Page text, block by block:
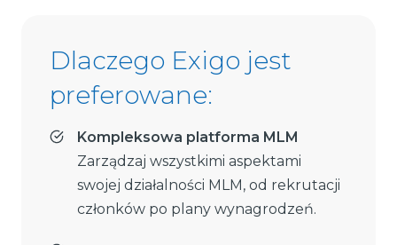
Dlaczego Exigo jest
preferowane:
Kompleksowa platforma MLM
Zarządzaj wszystkimi aspektami
swojej działalności MLM, od rekrutacji
członków po plany wynagrodzeń.